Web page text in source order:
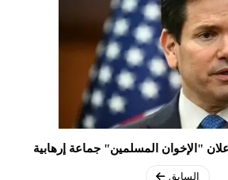
"الإخوان المسلمين" جماعة إرهابية
السابق